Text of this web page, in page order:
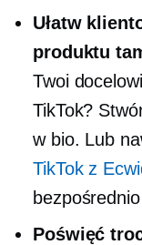
Ułatw
produktu
Twoi
TikTok?
w bio. Lub
TikTok z
Poświęć